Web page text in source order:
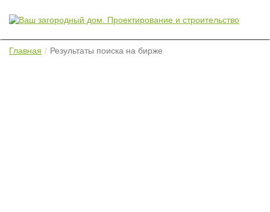
Главная Результаты поиска на бирже